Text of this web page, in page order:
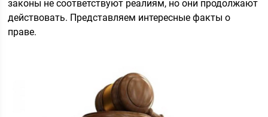
законы не соответствуют реалиям, но они продолжают
действовать. Представляем интересные факты о
праве.